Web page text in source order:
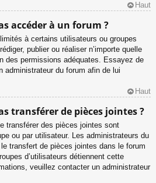
Haut
accéder à un forum ?
à certains utilisateurs ou groupes
publier ou réaliser n’importe quelle
des permissions adéquates. Essayez de
administrateur du forum afin de lui
Haut
transférer de pièces jointes ?
transférer des pièces jointes sont
ou par utilisateur. Les administrateurs du
transfert de pièces jointes dans le forum
d’utilisateurs détiennent cette
veuillez contacter un administrateur